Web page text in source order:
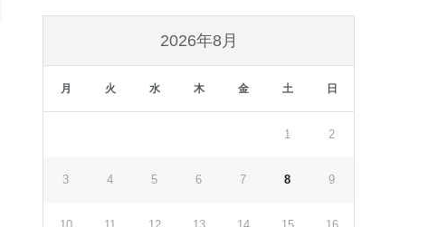
2026年8月
月 火 水 木 金 土 日
1 2
3 4 5 6 7 8 9